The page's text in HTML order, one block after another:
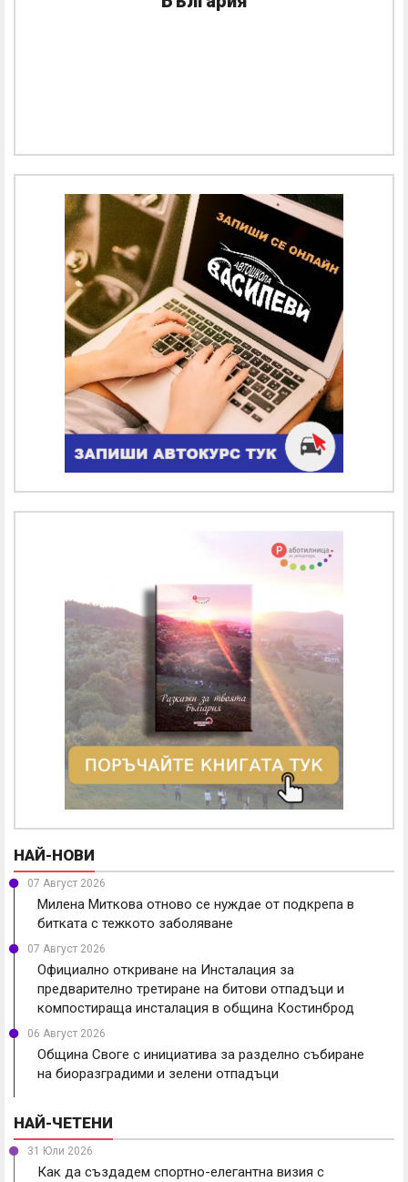
НАЙ-НОВИ
07 Август 2026
Милена Миткова отново се нуждае от подкрепа в
битката с тежкото заболяване
07 Август 2026
Официално откриване на Инсталация за
предварително третиране на битови отпадъци и
компостираща инсталация в община Костинброд
06 Август 2026
Община Своге с инициатива за разделно събиране
на биоразградими и зелени отпадъци
НАЙ-ЧЕТЕНИ
31 Юли 2026
Как да създадем спортно-елегантна визия с